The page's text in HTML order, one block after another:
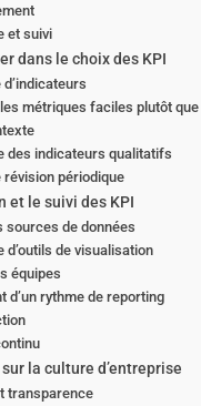
et suivi
dans le choix des KPI
métriques faciles plutôt
des indicateurs qualitatifs
révision périodique
et le suivi des KPI
sources de données
d’outils de visualisation
équipes
d’un rythme de reporting
la culture d’entreprise
transparence